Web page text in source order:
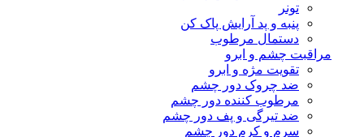
تونر
پنبه و پد آرایش پاک کن
دستمال مرطوب
مراقبت چشم و ابرو
تقویت مژه و ابرو
ضد چروک دور چشم
مرطوب کننده دور چشم
ضد تیرگی و پف دور چشم
سرم و کرم دور چشم